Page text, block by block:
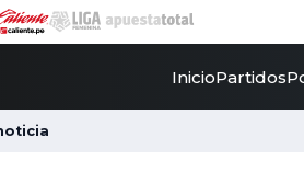
InicioPartidos